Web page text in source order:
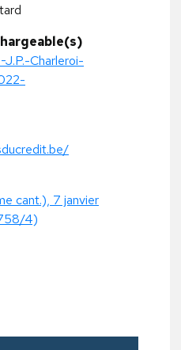
Charleroi-
cant.), 7 janvier
4)